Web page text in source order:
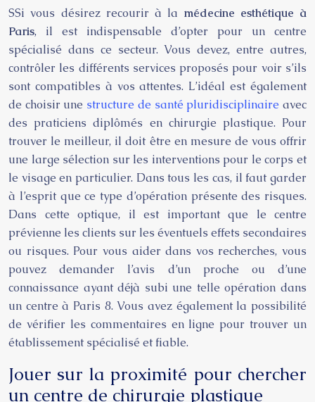
SSi vous désirez recourir à la médecine esthétique à
Paris, il est indispensable d’opter pour un centre
spécialisé dans ce secteur. Vous devez, entre autres,
contrôler les différents services proposés pour voir s’ils
sont compatibles à vos attentes. L’idéal est également
de choisir une structure de santé pluridisciplinaire avec
des praticiens diplômés en chirurgie plastique. Pour
trouver le meilleur, il doit être en mesure de vous offrir
une large sélection sur les interventions pour le corps et
le visage en particulier. Dans tous les cas, il faut garder
à l’esprit que ce type d’opération présente des risques.
Dans cette optique, il est important que le centre
prévienne les clients sur les éventuels effets secondaires
ou risques. Pour vous aider dans vos recherches, vous
pouvez demander l’avis d’un proche ou d’une
connaissance ayant déjà subi une telle opération dans
un centre à Paris 8. Vous avez également la possibilité
de vérifier les commentaires en ligne pour trouver un
établissement spécialisé et fiable.
Jouer sur la proximité pour chercher
un centre de chirurgie plastique